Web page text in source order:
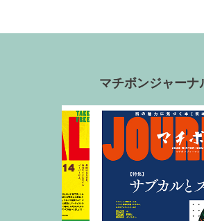
マチボンジャーナ